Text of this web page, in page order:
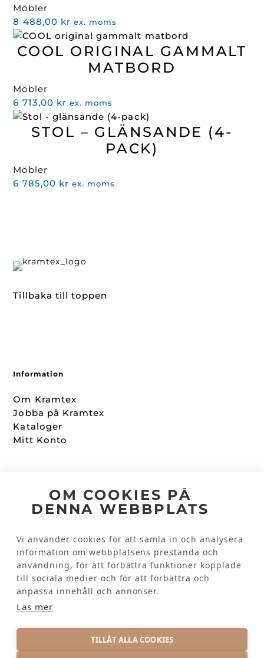
OM COOKIES PÅ
DENNA WEBBPLATS
Vi använder cookies för att samla in och analysera
information om webbplatsens prestanda och
användning, för att förbättra funktioner kopplade
till sociala medier och för att förbättra och
anpassa innehåll och annonser.
Läs mer
TILLÅT ALLA COOKIES
Möbler
8 488,00 kr ex. moms
COOL ORIGINAL GAMMALT
MATBORD
Möbler
6 713,00 kr ex. moms
STOL – GLÄNSANDE (4-
PACK)
Möbler
6 785,00 kr ex. moms
Tillbaka till toppen
Information
Om Kramtex
Jobba på Kramtex
Kataloger
Mitt Konto
Facebook
Kundinformation
Kontakta oss
Vanliga frågor